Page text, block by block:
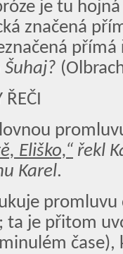
je tu
značená
ŘEČI
Eliško,“ řekl
Karel.
promluvu
ta je přitom
čase),